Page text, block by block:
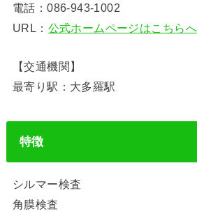
電話：086-943-1002
URL： 公式ホームページはこちらへ
【交通機関】
最寄り駅：大多羅駅
特徴
シルマー検査
角膜検査